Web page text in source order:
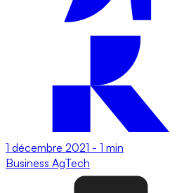
1 décembre 2021 - 1 min
Business AgTech